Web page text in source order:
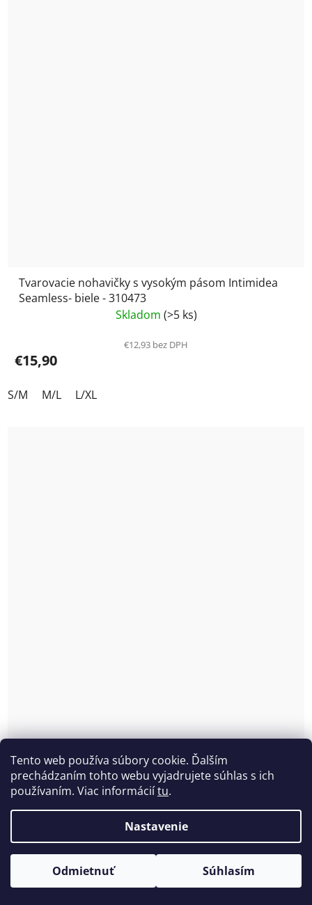
Tento web používa súbory cookie. Ďalším
prechádzaním tohto webu vyjadrujete súhlas s ich
používaním. Viac informáciítu.
Nastavenie
Odmietnuť Súhlasím
Tvarovacie nohavičky s vysokým pásom Intimidea
Seamless- biele - 310473
Skladom (>5 ks)
€12,93 bez DPH
€15,90
S/M M/L L/XL
Skladom(1 ks)
€40,57 bez DPH